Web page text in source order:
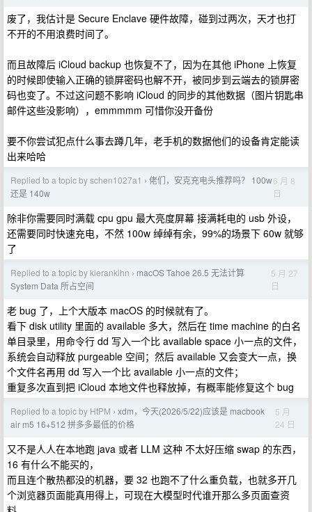
废了，我估计是 Secure Enclave 硬件故障，碰到过两次，天才也打
不开的不用浪费时间了。
而且故障后 iCloud backup 也恢复不了，因为在其他 iPhone 上恢复
的时候即使输入正确的锁屏密码也解不开，被同步到云端去的锁屏密
码也变了。不过这问题不影响 iCloud 的同步的其他数据（图片钥匙串
邮件这些没影响），emmmmm 可惜你没开备份
要不你尝试犯点什么事去蹲几年，老手机的数据他们的设备肯定能读
出来哈哈
Replied to a topic by schen1027a1 › 佬们，安克充电头推荐吗？ 100w
还是 140w
6 月 8
日
除非你需要同时满载 cpu gpu 最大亮度屏幕 接满耗电的 usb 外设，
还需要同时快速充电，不然 100w 绰绰有余，99%的场景下 60w 就够
了
Replied to a topic by kierankihn › macOS Tahoe 26.5 无法计算
System Data 所占空间
5 月 27
日
老 bug 了，上个大版本 macOS 的时候就有了。
看下 disk utility 里面的 available 多大，然后在 time machine 的白名
单目录里，用命令行 dd 写入一个比 available space 小一点的文件，
系统会自动释放 purgeable 空间；然后 available 又会变大一点，换
个文件名再用 dd 写入一个比 available 小一点的文件；
重复多次直到把 iCloud 本地文件也释放掉，有概率能修复这个 bug
Replied to a topic by HtPM › xdm，今天(2026/5/22)应该是 macbook
air m5 16+512 拼多多最低的价格
5 月
24 日
又不是人人在本地跑 java 或者 LLM 这种 不太好压缩 swap 的东西，
16 有什么不能买的，
而且连个散热都没的机器，要 32 也跑不了什么重负载，也就多开几
个浏览器页面能真用得上，可现在大模型时代谁开那么多页面查资